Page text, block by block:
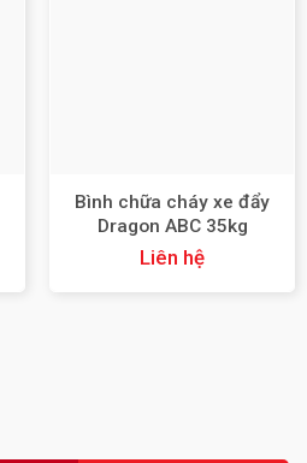
Bình chữa cháy xe đẩy
Dragon ABC 35kg
Liên hệ